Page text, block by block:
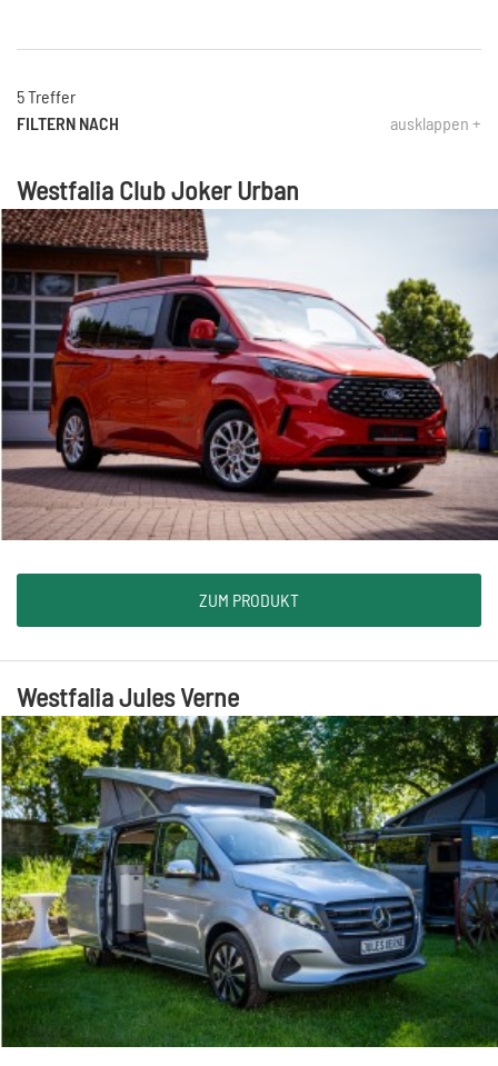
FILTERN NACH ausklappen +
5 Treffer
Westfalia Club Joker Urban
ZUM PRODUKT
Westfalia Jules Verne